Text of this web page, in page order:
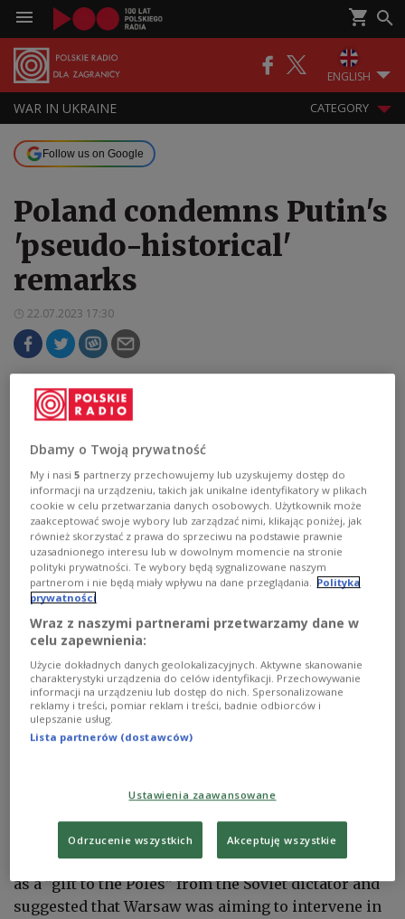
ENGLISH
WAR IN UKRAINE CATEGORY
Follow us on Google
Poland condemns Putin's
'pseudo-historical'
remarks
22.07.2023 17:30
Poland condemns Russian President Vladimir
Putin’s remarks over post-World War II borders,
Jabłoński, has said, following a meeting with
Moscow’s ambassador.
Poland's deputy foreign minister Paweł Jabłoński
Polish Foreign
Ministry/gov.pl
The Russian ambassador was summoned by the
thanks to Joseph Stalin's efforts.
Putin referred to the western territories of Poland
as a "gift to the Poles” from the Soviet dictator and
suggested that Warsaw was aiming to intervene in
Dbamy o Twoją prywatność
My i nasi5 partnerzy przechowujemy lub uzyskujemy dostęp do
informacji na urządzeniu, takich jak unikalne identyfikatory w plikach
cookie w celu przetwarzania danych osobowych. Użytkownik może
zaakceptować swoje wybory lub zarządzać nimi, klikając poniżej, jak
również skorzystać z prawa do sprzeciwu na podstawie prawnie
uzasadnionego interesu lub w dowolnym momencie na stronie
polityki prywatności. Te wybory będą sygnalizowane naszym
partnerom i nie będą miały wpływu na dane przeglądania. Polityka
prywatności
Wraz z naszymi partnerami przetwarzamy dane w
celu zapewnienia:
Użycie dokładnych danych geolokalizacyjnych. Aktywne skanowanie
charakterystyki urządzenia do celów identyfikacji. Przechowywanie
informacji na urządzeniu lub dostęp do nich. Spersonalizowane
reklamy i treści, pomiar reklam i treści, badnie odbiorców i
ulepszanie usług.
Lista partnerów (dostawców)
Ustawienia zaawansowane
Odrzucenie wszystkich Akceptuję wszystkie